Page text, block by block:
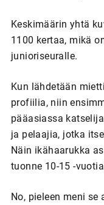
Keskimäärin yhtä
1100 kertaa, mikä
junioriseuralle.
Kun lähdetään
profiilia, niin
pääasiassa
ja pelaajia, jotka
Näin ikähaarukka
tuonne 10-15 -
No, pieleen meni